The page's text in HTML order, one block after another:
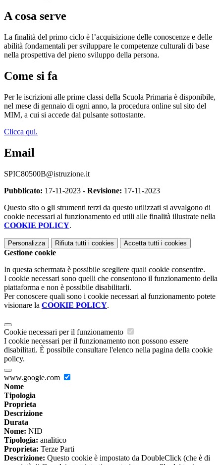
A cosa serve
La finalità del primo ciclo è l’acquisizione delle conoscenze e delle
abilità fondamentali per sviluppare le competenze culturali di base
nella prospettiva del pieno sviluppo della persona.
Come si fa
Per le iscrizioni alle prime classi della Scuola Primaria è disponibile,
nel mese di gennaio di ogni anno, la procedura online sul sito del
MIM, a cui si accede dal pulsante sottostante.
Clicca qui.
Email
SPIC80500B@istruzione.it
Pubblicato: 17-11-2023 - Revisione: 17-11-2023
Questo sito o gli strumenti terzi da questo utilizzati si avvalgono di
cookie necessari al funzionamento ed utili alle finalità illustrate nella
COOKIE POLICY.
Personalizza Rifiuta tutti i cookies Accetta tutti i cookies
Gestione cookie
In questa schermata è possibile scegliere quali cookie consentire.
I cookie necessari sono quelli che consentono il funzionamento della
piattaforma e non è possibile disabilitarli.
Per conoscere quali sono i cookie necessari al funzionamento potete
visionare la COOKIE POLICY.
Cookie necessari per il funzionamento
I cookie necessari per il funzionamento non possono essere
disabilitati. È possibile consultare l'elenco nella pagina della cookie
policy.
www.google.com
Nome
Tipologia
Proprieta
Descrizione
Durata
Nome: NID
Tipologia: analitico
Proprieta: Terze Parti
Descrizione: Questo cookie è impostato da DoubleClick (che è di